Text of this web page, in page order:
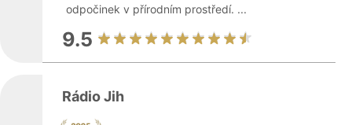
odpočinek v přírodním prostředí. ...
9.5
Rádio Jih